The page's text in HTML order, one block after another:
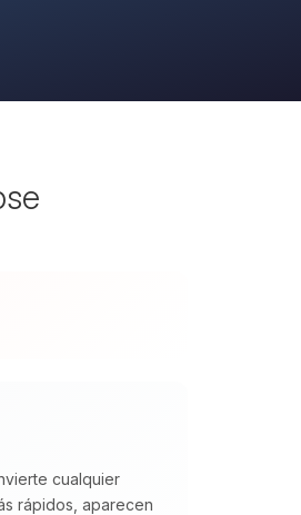
cualquier
rápidos, aparecen